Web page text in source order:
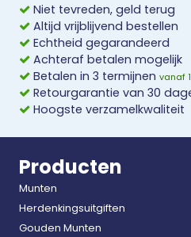
Niet tevreden, geld terug
Altijd vrijblijvend bestellen
Echtheid gegarandeerd
Achteraf betalen mogelijk
Betalen in 3 termijnen vanaf
Retourgarantie van 30
Hoogste verzamelkwaliteit
Producten
Munten
Herdenkingsuitgiften
Gouden Munten